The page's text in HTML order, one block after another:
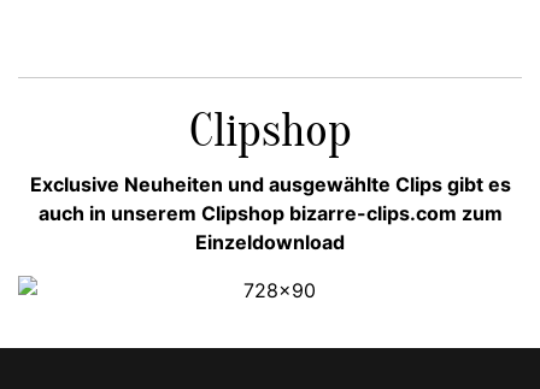
Clipshop
Exclusive Neuheiten und ausgewählte Clips gibt es
auch in unserem Clipshop bizarre-clips.com zum
Einzeldownload